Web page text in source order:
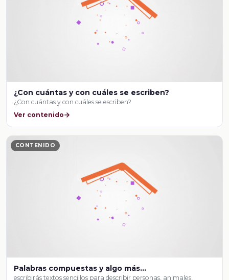
¿Con cuántas y con cuáles se escriben?
¿Con cuántas y con cuáles se escriben?
Ver contenido
CONTENIDO
Palabras compuestas y algo más…
escribirás textos sencillos para describir personas, animales,